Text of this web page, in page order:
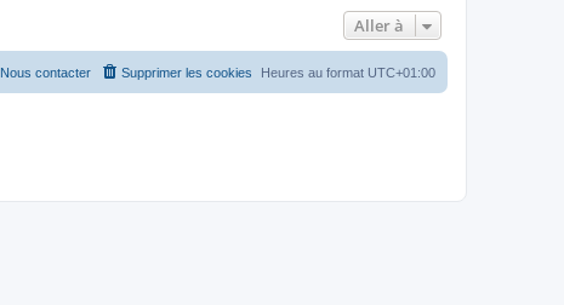
Aller à
Heures au format UTC+01:00
Supprimer les cookies
Nous contacter